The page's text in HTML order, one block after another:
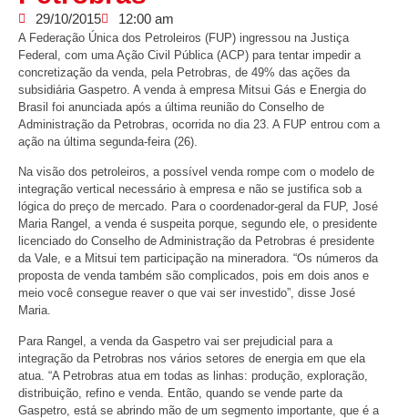
29/10/2015 12:00 am
A Federação Única dos Petroleiros (FUP) ingressou na Justiça
Federal, com uma Ação Civil Pública (ACP) para tentar impedir a
concretização da venda, pela Petrobras, de 49% das ações da
subsidiária Gaspetro. A venda à empresa Mitsui Gás e Energia do
Brasil foi anunciada após a última reunião do Conselho de
Administração da Petrobras, ocorrida no dia 23. A FUP entrou com a
ação na última segunda-feira (26).
Na visão dos petroleiros, a possível venda rompe com o modelo de
integração vertical necessário à empresa e não se justifica sob a
lógica do preço de mercado. Para o coordenador-geral da FUP, José
Maria Rangel, a venda é suspeita porque, segundo ele, o presidente
licenciado do Conselho de Administração da Petrobras é presidente
da Vale, e a Mitsui tem participação na mineradora. “Os números da
proposta de venda também são complicados, pois em dois anos e
meio você consegue reaver o que vai ser investido”, disse José
Maria.
Para Rangel, a venda da Gaspetro vai ser prejudicial para a
integração da Petrobras nos vários setores de energia em que ela
atua. “A Petrobras atua em todas as linhas: produção, exploração,
distribuição, refino e venda. Então, quando se vende parte da
Gaspetro, está se abrindo mão de um segmento importante, que é a